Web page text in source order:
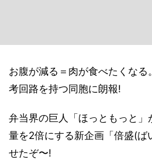
お腹が減る＝肉が食べたくな
考回路を持つ同胞に朗報!
弁当界の巨人「ほっともっと」
量を2倍にする新企画「倍盛(ば
せたぞ〜!